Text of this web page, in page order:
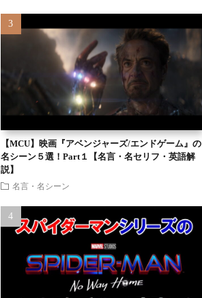
【MCU】映画『アベンジャーズ/エンドゲーム』の
名シーン５選！Part１【名言・名セリフ・英語解
説】
名言・名シーン